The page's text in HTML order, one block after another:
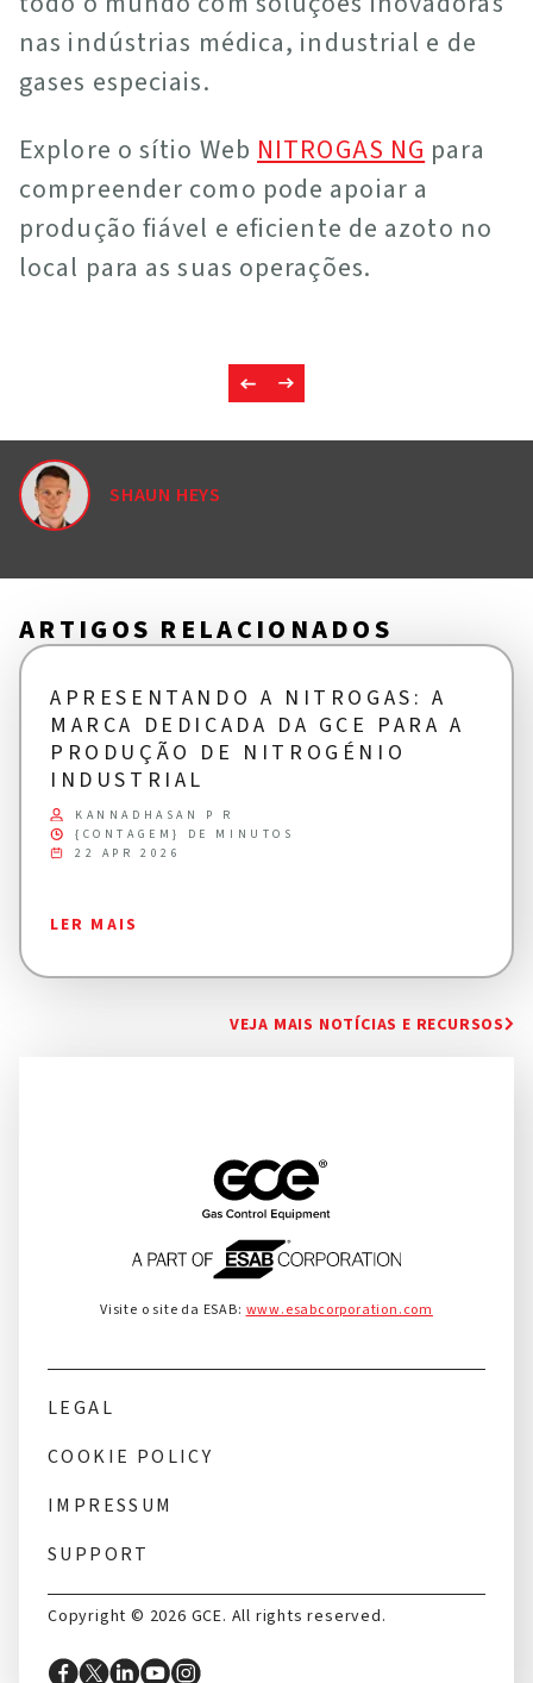
nas indústrias médica, industrial e de
gases especiais.
Explore o sítio Web NITROGAS NG para
compreender como pode apoiar a
produção fiável e eficiente de azoto no
local para as suas operações.
SHAUN HEYS
ARTIGOS RELACIONADOS
APRESENTANDO A NITROGAS: A
MARCA DEDICADA DA GCE PARA A
PRODUÇÃO DE NITROGÉNIO
INDUSTRIAL
KANNADHASAN P R
{CONTAGEM} DE MINUTOS
22 APR 2026
LER MAIS
VEJA MAIS NOTÍCIAS E RECURSOS
Copyright © 2026 GCE. All rights reserved.
Visite o site da ESAB: www.esabcorporation.com
LEGAL
COOKIE POLICY
IMPRESSUM
SUPPORT